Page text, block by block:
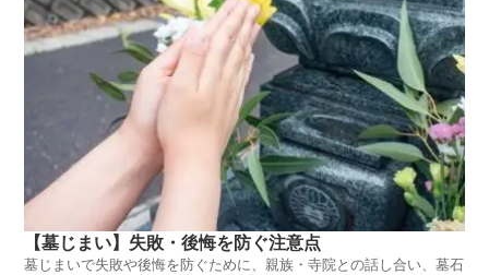
【墓じまい】失敗・後悔を防ぐ注意点
墓じまいで失敗や後悔を防ぐために、親族・寺院との話し合い、墓石